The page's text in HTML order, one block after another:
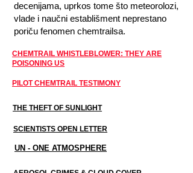
decenijama, uprkos tome što meteorolozi,
vlade i naučni establišment neprestano
poriču fenomen chemtrailsa.
CHEMTRAIL WHISTLEBLOWER: THEY ARE
POISONING US
PILOT CHEMTRAIL TESTIMONY
THE THEFT OF SUNLIGHT
SCIENTISTS OPEN LETTER
UN - ONE ATMOSPHERE